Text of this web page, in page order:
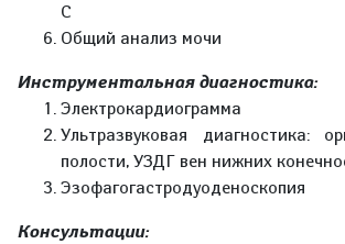
С
Общий анализ мочи
Инструментальная диагностика:
Электрокардиограмма
Ультразвуковая диагностика:
полости, УЗДГ вен нижних
Эзофагогастродуоденоскопия
Консультации: